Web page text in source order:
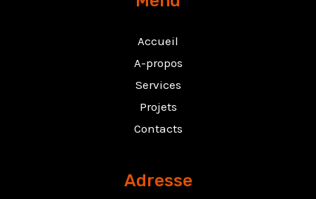
Accueil
A-propos
Services
Projets
Contacts
Adresse